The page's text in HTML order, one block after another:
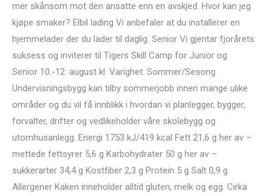
mer skånsom mot den ansatte enn en avskjed. Hvor kan jeg
kjøpe smaker? Elbil lading Vi anbefaler at du installerer en
hjemmelader der du lader til daglig. Senior Vi gjentar fjorårets
suksess og inviterer til Tigers Skill Camp for Junior og
Senior 10.-12. august kl. Varighet: Sommer/Sesong
Undervisningsbygg kan tilby sommerjobb innen mange ulike
områder og du vil få innblikk i hvordan vi planlegger, bygger,
forvalter, drifter og vedlikeholder våre skolebygg og
utomhusanlegg. Energi 1753 kJ/419 kcal Fett 21,6 g her av –
mettede fettsyrer 5,6 g Karbohydrater 50 g her av –
sukkerarter 34,4 g Kostfiber 2,3 g Protein 5 g Salt 0,9 g
Allergener Kaken inneholder alltid gluten, melk og egg. Cirka